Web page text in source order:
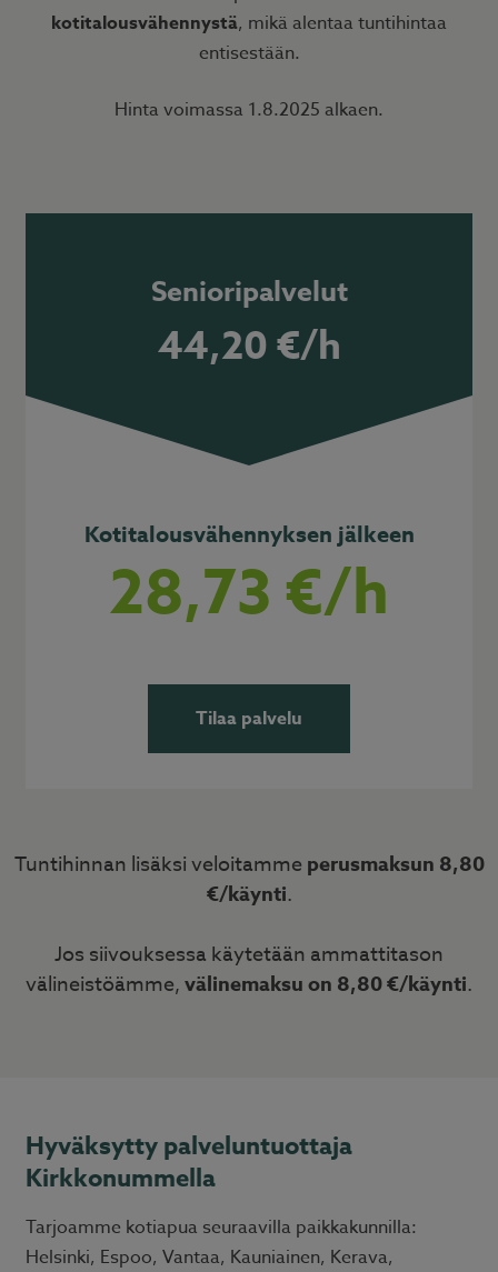
kotitalousvähennystä, mikä alentaa tuntihintaa
entisestään.
Hinta voimassa 1.8.2025 alkaen.
Senioripalvelut
44,20 €/h
Kotitalousvähennyksen jälkeen
28,73 €/h
Tilaa palvelu
Tuntihinnan lisäksi veloitamme perusmaksun 8,80
€/käynti.
Jos siivouksessa käytetään ammattitason
välineistöämme,välinemaksu on 8,80 €/käynti.
Hyväksytty palveluntuottaja
Kirkkonummella
Tarjoamme kotiapua seuraavilla paikkakunnilla:
Helsinki, Espoo, Vantaa, Kauniainen, Kerava,